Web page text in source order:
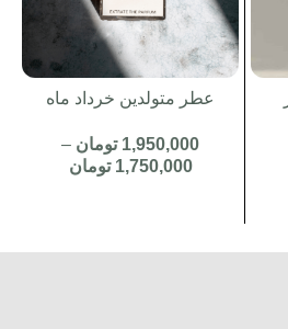
عطر متولدین خرداد ماه
1,950,000 تومان –
1,750,000 تومان